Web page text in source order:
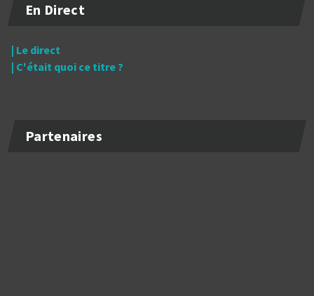
En Direct
| Le direct
| C'était quoi ce titre ?
Partenaires